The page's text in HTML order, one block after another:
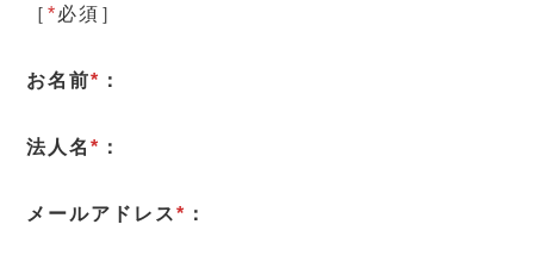
［*必須］
お名前* ：
法人名* ：
メールアドレス* ：